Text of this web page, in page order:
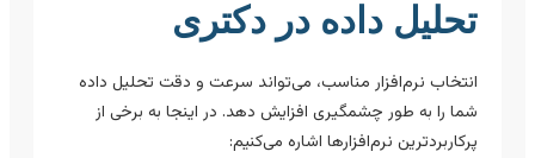
تحلیل داده در دکتری
انتخاب نرم‌افزار مناسب، می‌تواند سرعت و دقت تحلیل داده
شما را به طور چشمگیری افزایش دهد. در اینجا به برخی از
پرکاربردترین نرم‌افزارها اشاره می‌کنیم: